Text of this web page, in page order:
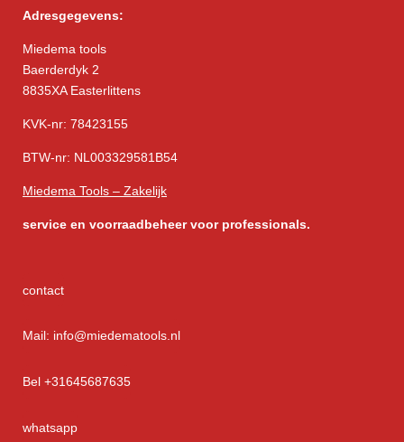
Adresgegevens:
Miedema tools
Baerderdyk 2
8835XA Easterlittens
KVK-nr: 78423155
BTW-nr: NL003329581B54
Miedema Tools – Zakelijk
service en voorraadbeheer voor professionals.
contact
Mail: info@miedematools.nl
Bel +31645687635
whatsapp